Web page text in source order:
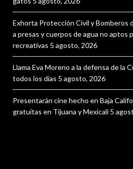
Exhorta Protección Civil y Bomberos
a presas y cuerpos de agua no aptos
recreativas 5 agosto, 2026
Llama Eva Moreno a la defensa de la
todos los días 5 agosto, 2026
Presentarán cine hecho en Baja
gratuitas en Tijuana y Mexicali 5